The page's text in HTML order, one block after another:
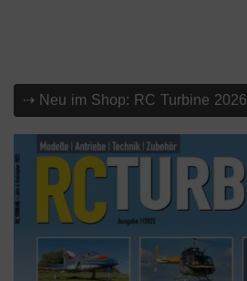
⇢ Neu im Shop: RC Turbine 2026